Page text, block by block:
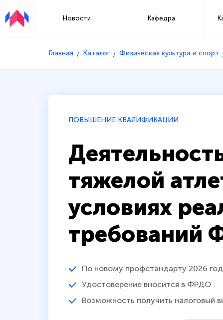
Новости Кафедра
Главная Каталог Физическая культура и спорт
ПОВЫШЕНИЕ КВАЛИФИКАЦИИ
тяжелой
условиях
требований
По новому профстандарту 2026
Удостоверение вносится в ФРДО
Возможность получить налоговый